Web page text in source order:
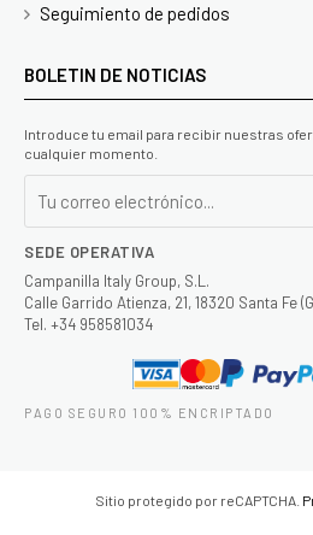
Seguimiento de pedidos
BOLETIN DE NOTICIAS
Introduce tu email para recibir nuestras
cualquier momento.
SEDE OPERATIVA
Campanilla Italy Group, S.L.
Calle Garrido Atienza, 21, 18320 Santa Fe
Tel. +34 958581034
PAGO SEGURO 100% ENCRIPTADO
Sitio protegido por reCAPTCHA.